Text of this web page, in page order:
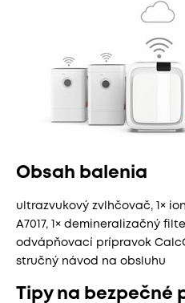
Obsah balenia
ultrazvukový zvlhčovač, 1×
A7017, 1× demineralizačný
odvápňovací prípravok
stručný návod na obsluhu
Tipy na bezpečné